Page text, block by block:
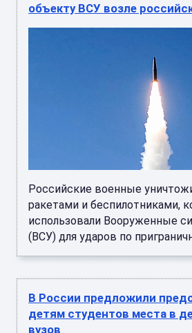
объекту ВСУ возле
Российские военные
ракетами и беспилотниками,
использовали Вооруженные
(ВСУ) для ударов по
В России предложили
детям студентов места в
вузов